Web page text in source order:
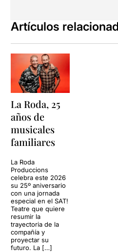
Artículos
La Roda, 25
años de
musicales
familiares
La Roda
Produccions
celebra este 2026
su 25º aniversario
con una jornada
especial en el SAT!
Teatre que quiere
resumir la
trayectoria de la
compañía y
proyectar su
futuro. La […]